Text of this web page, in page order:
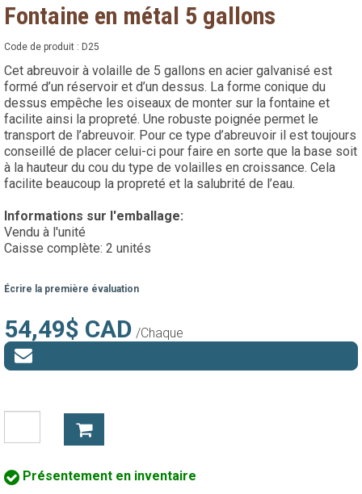
Fontaine en métal 5 gallons
Code de produit : D25
Cet abreuvoir à volaille de 5 gallons en acier galvanisé est
formé d’un réservoir et d’un dessus. La forme conique du
dessus empêche les oiseaux de monter sur la fontaine et
facilite ainsi la propreté. Une robuste poignée permet le
transport de l’abreuvoir. Pour ce type d’abreuvoir il est toujours
conseillé de placer celui-ci pour faire en sorte que la base soit
à la hauteur du cou du type de volailles en croissance. Cela
facilite beaucoup la propreté et la salubrité de l’eau.
Informations sur l'emballage:
Vendu à l'unité
Caisse complète: 2 unités
Écrire la première évaluation
54,49$ CAD /Chaque
Présentement en inventaire